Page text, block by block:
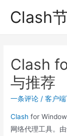
Clash
Clash
与推荐
一条评论 /客户
Clash for
网络代理工具。